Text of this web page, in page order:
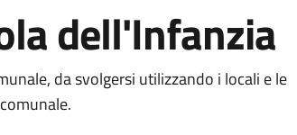
dell'Infanzia
da svolgersi utilizzando i locali e le